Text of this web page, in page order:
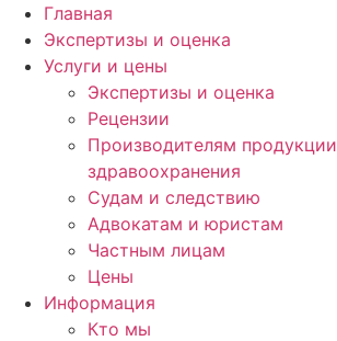
Главная
Экспертизы и оценка
Услуги и цены
Экспертизы и оценка
Рецензии
Производителям продукции
здравоохранения
Судам и следствию
Адвокатам и юристам
Частным лицам
Цены
Информация
Кто мы